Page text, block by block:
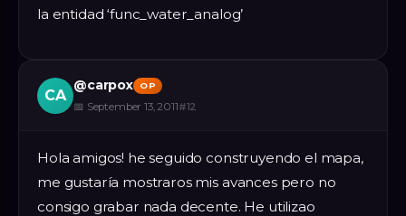
la entidad ‘func_water_analog’
CA
@carpox OP
📅 September 13, 2011#12
Hola amigos! he seguido construyendo el mapa,
me gustaría mostraros mis avances pero no
consigo grabar nada decente. He utilizao